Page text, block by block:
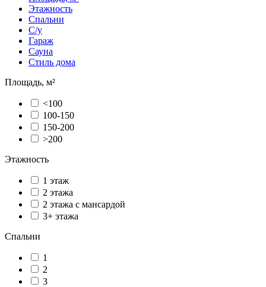
Этажность
Спальни
С/у
Гараж
Сауна
Стиль дома
Площадь, м²
<100
100-150
150-200
>200
Этажность
1 этаж
2 этажа
2 этажа с мансардой
3+ этажа
Спальни
1
2
3